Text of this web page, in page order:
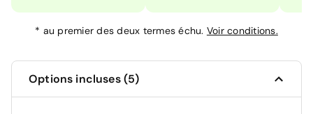
* au premier des deux termes échu. Voir conditions.
Options incluses (5)